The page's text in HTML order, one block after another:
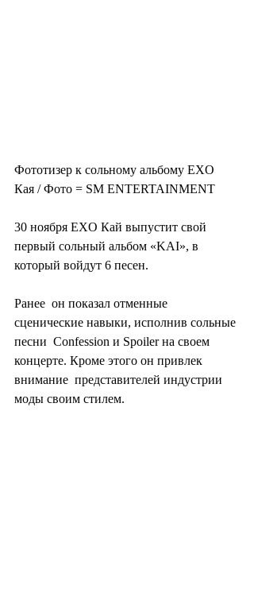
Фототизер к сольному альбому EXO
Кая / Фото = SM ENTERTAINMENT
30 ноября EXO Кай выпустит свой
первый сольный альбом «KAI», в
который войдут 6 песен.
Ранее  он показал отменные
сценические навыки, исполнив сольные
песни  Confession и Spoiler на своем
концерте. Кроме этого он привлек
внимание  представителей индустрии
моды своим стилем.